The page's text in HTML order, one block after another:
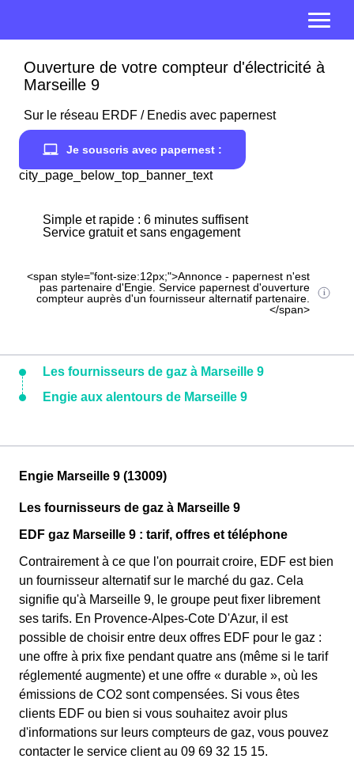
Ouverture de votre compteur d'électricité à
Marseille 9
Sur le réseau ERDF / Enedis avec papernest
Je souscris avec papernest :
city_page_below_top_banner_text
Simple et rapide : 6 minutes suffisent
Service gratuit et sans engagement
<span style="font-size:12px;">Annonce - papernest n'est
pas partenaire d'Engie. Service papernest d'ouverture
compteur auprès d'un fournisseur alternatif partenaire.
</span>
Les fournisseurs de gaz à Marseille 9
Engie aux alentours de Marseille 9
Engie Marseille 9 (13009)
Les fournisseurs de gaz à Marseille 9
EDF gaz Marseille 9 : tarif, offres et téléphone
Contrairement à ce que l'on pourrait croire, EDF est bien
un fournisseur alternatif sur le marché du gaz. Cela
signifie qu'à Marseille 9, le groupe peut fixer librement
ses tarifs. En Provence-Alpes-Cote D'Azur, il est
possible de choisir entre deux offres EDF pour le gaz :
une offre à prix fixe pendant quatre ans (même si le tarif
réglementé augmente) et une offre « durable », où les
émissions de CO2 sont compensées. Si vous êtes
clients EDF ou bien si vous souhaitez avoir plus
d'informations sur leurs compteurs de gaz, vous pouvez
contacter le service client au 09 69 32 15 15.